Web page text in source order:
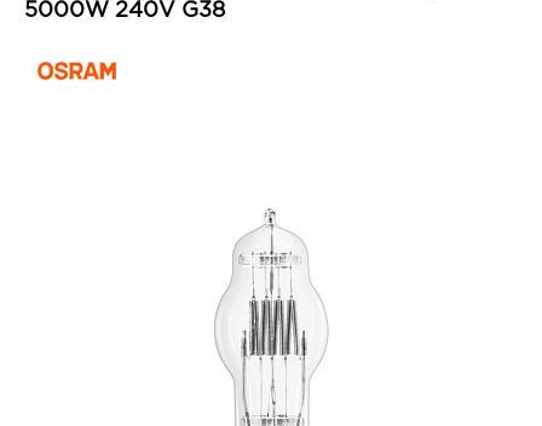
5000W 240V G38